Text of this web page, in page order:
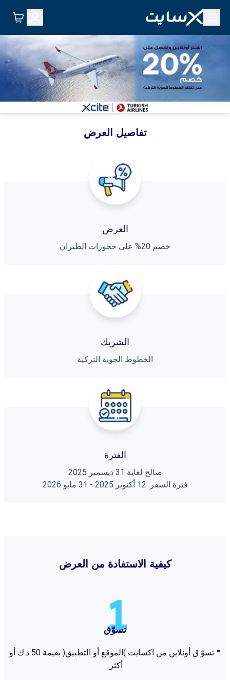
ﺗﻔﺎﺻﻴﻞ اﻟﻌﺮض
اﻟﻌﺮض
ﺧﺼﻢ 20% ﻋﻠﻰ ﺣﺠﻮزات اﻟﻄﻴﺮان
اﻟﺸﺮﻳﻚ
اﻟﺨﻄﻮط اﻟﺠﻮﻳﺔ اﻟﺘﺮﻛﻴﺔ
اﻟﻔﺘﺮة
ﺻﺎﻟﺢ ﻟﻐﺎﻳﺔ 31 دﻳﺴﻤﺒﺮ 2025
ﻓﺘﺮة اﻟﺴﻔﺮ: 12 أﻛﺘﻮﺑﺮ 2025 - 31 ﻣﺎﻳﻮ 2026
ﻛﻴﻔﻴﺔ اﻻﺳﺘﻔﺎدة ﻣﻦ اﻟﻌﺮض
1
ﺗﺴﻮّق
•
ﺗﺴﻮّ ق أوﻧﻼﻳﻦ ﻣﻦ اﻛﺴﺎﻳﺖ )اﻟﻤﻮﻗﻊ أو اﻟﺘﻄﺒﻴﻖ( ﺑﻘﻴﻤﺔ 50 د.ك أو
أﻛﺜﺮ.